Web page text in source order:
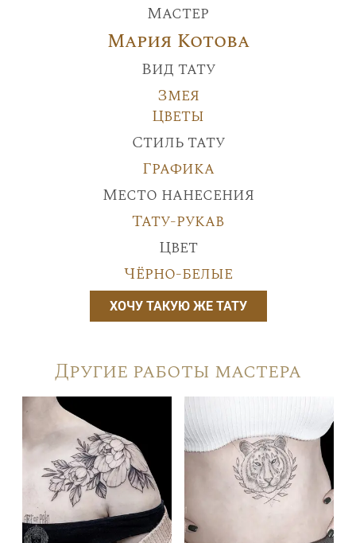
Мастер
Мария Котова
Вид тату
Змея
Цветы
Стиль тату
Графика
Место нанесения
Тату-рукав
Цвет
Чёрно-белые
ХОЧУ ТАКУЮ ЖЕ ТАТУ
Другие работы мастера